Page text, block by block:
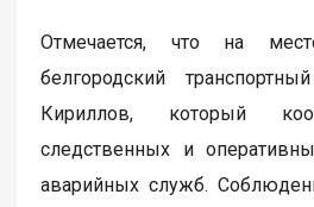
Отмечается, что на
белгородский
Кириллов, который
следственных и
аварийных служб.